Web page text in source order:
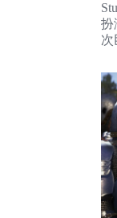
扮
次